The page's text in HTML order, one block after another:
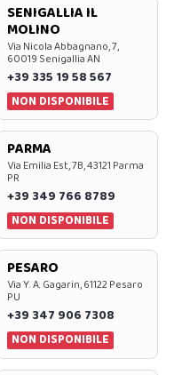
SENIGALLIA IL
MOLINO
Via Nicola Abbagnano, 7,
60019 Senigallia AN
+39 335 19 58 567
NON DISPONIBILE
PARMA
Via Emilia Est, 7B, 43121 Parma
PR
+39 349 766 8789
NON DISPONIBILE
PESARO
Via Y. A. Gagarin, 61122 Pesaro
PU
+39 347 906 7308
NON DISPONIBILE